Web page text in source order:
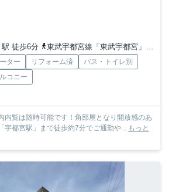
徒歩6分
東武宇都宮線「東武宇都宮」駅 徒歩19分
ター リフォーム済
バス・トイレ別
コニー
内覧は随時可能です！角部屋となり開放感のあ
宇都宮駅」まで徒歩約7分でご通勤や...
もっと